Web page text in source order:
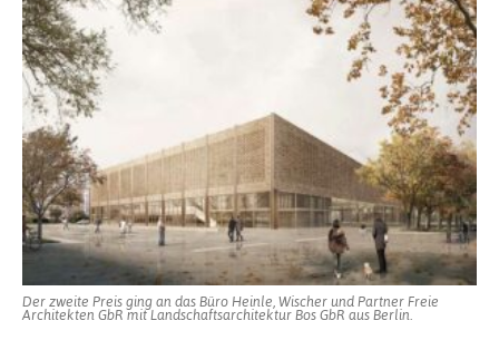
Der zweite Preis ging an das Büro Heinle, Wischer und Partner Freie
Architekten GbR mit Landschaftsarchitektur Bos GbR aus Berlin.